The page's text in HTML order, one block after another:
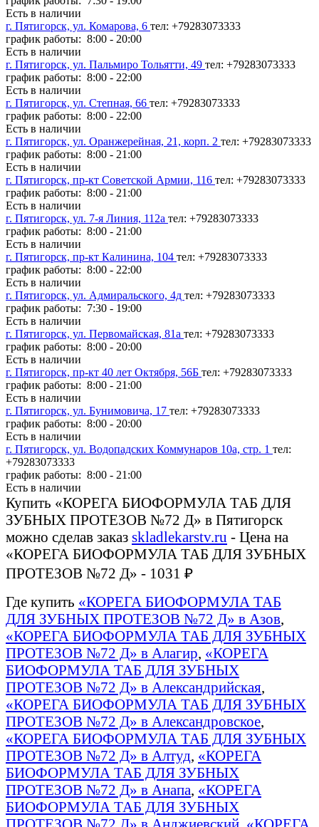
Есть в наличии
г. Пятигорск, ул. Комарова, 6 тел: +79283073333
график работы: 8:00 - 20:00
Есть в наличии
г. Пятигорск, ул. Пальмиро Тольятти, 49 тел: +79283073333
график работы: 8:00 - 22:00
Есть в наличии
г. Пятигорск, ул. Степная, 66 тел: +79283073333
график работы: 8:00 - 22:00
Есть в наличии
г. Пятигорск, ул. Оранжерейная, 21, корп. 2 тел: +79283073333
график работы: 8:00 - 21:00
Есть в наличии
г. Пятигорск, пр-кт Советской Армии, 116 тел: +79283073333
график работы: 8:00 - 21:00
Есть в наличии
г. Пятигорск, ул. 7-я Линия, 112а тел: +79283073333
график работы: 8:00 - 21:00
Есть в наличии
г. Пятигорск, пр-кт Калинина, 104 тел: +79283073333
график работы: 8:00 - 22:00
Есть в наличии
г. Пятигорск, ул. Адмиральского, 4д тел: +79283073333
график работы: 7:30 - 19:00
Есть в наличии
г. Пятигорск, ул. Первомайская, 81а тел: +79283073333
график работы: 8:00 - 20:00
Есть в наличии
г. Пятигорск, пр-кт 40 лет Октября, 56Б тел: +79283073333
график работы: 8:00 - 21:00
Есть в наличии
г. Пятигорск, ул. Бунимовича, 17 тел: +79283073333
график работы: 8:00 - 20:00
Есть в наличии
г. Пятигорск, ул. Водопадских Коммунаров 10а, стр. 1 тел:
+79283073333
график работы: 8:00 - 21:00
Есть в наличии
Купить «КОРЕГА БИОФОРМУЛА ТАБ ДЛЯ
ЗУБНЫХ ПРОТЕЗОВ №72 Д» в Пятигорск
можно сделав заказ skladlekarstv.ru - Цена на
«КОРЕГА БИОФОРМУЛА ТАБ ДЛЯ ЗУБНЫХ
ПРОТЕЗОВ №72 Д» - 1031 ₽
Где купить «КОРЕГА БИОФОРМУЛА ТАБ
ДЛЯ ЗУБНЫХ ПРОТЕЗОВ №72 Д» в Азов,
«КОРЕГА БИОФОРМУЛА ТАБ ДЛЯ ЗУБНЫХ
ПРОТЕЗОВ №72 Д» в Алагир, «КОРЕГА
БИОФОРМУЛА ТАБ ДЛЯ ЗУБНЫХ
ПРОТЕЗОВ №72 Д» в Александрийская,
«КОРЕГА БИОФОРМУЛА ТАБ ДЛЯ ЗУБНЫХ
ПРОТЕЗОВ №72 Д» в Александровское,
«КОРЕГА БИОФОРМУЛА ТАБ ДЛЯ ЗУБНЫХ
ПРОТЕЗОВ №72 Д» в Алтуд, «КОРЕГА
БИОФОРМУЛА ТАБ ДЛЯ ЗУБНЫХ
ПРОТЕЗОВ №72 Д» в Анапа, «КОРЕГА
БИОФОРМУЛА ТАБ ДЛЯ ЗУБНЫХ
ПРОТЕЗОВ №72 Д» в Анджиевский, «КОРЕГА